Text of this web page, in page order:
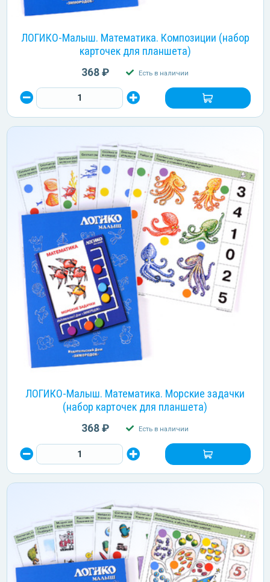
ЛОГИКО-Малыш. Математика. Композиции (набор
карточек для планшета)
368 ₽ Есть в наличии
ЛОГИКО-Малыш. Математика. Морские задачки
(набор карточек для планшета)
368 ₽ Есть в наличии